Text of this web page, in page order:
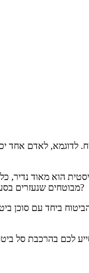
לדוגמא, לאדם אחד
הוא מאוד
מבוטחים שנעזרים בסעיף הזה, ומי יודע מי זה יהיה – אולי דווקא האדם שעשה ביטוח מלא ורק את הסעיף הזה צריך עכשיו?
ביחד עם